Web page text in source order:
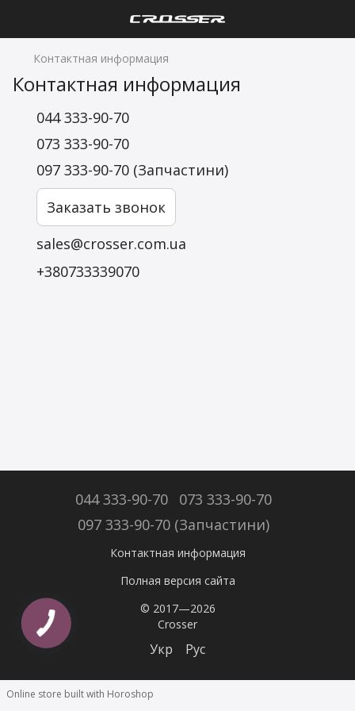
Контактная информация
Контактная информация
044 333-90-70
073 333-90-70
097 333-90-70 (Запчастини)
Заказать звонок
sales@crosser.com.ua
+380733339070
044 333-90-70
073 333-90-70
097 333-90-70 (Запчастини)
Контактная информация
Полная версия сайта
© 2017—2026
Crosser
Укр Рус
Online store built with Horoshop